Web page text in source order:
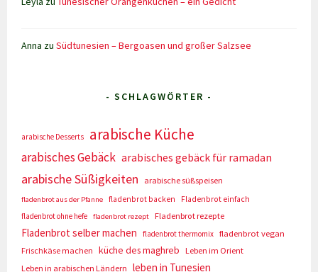
Anna zuSüdtunesien – Bergoasen und großer Salzsee
- SCHLAGWÖRTER -
arabische Desserts arabische Küche
arabisches Gebäck arabisches gebäck für ramadan
arabische Süßigkeiten arabische süßspeisen
fladenbrot aus der Pfanne fladenbrot backen
Fladenbrot einfach
fladenbrot ohne hefe
fladenbrot rezept Fladenbrot rezepte
Fladenbrot selber machen fladenbrot thermomix fladenbrot vegan
Frischkäse machen
küche des maghreb
Leben im Orient
Leben in arabischen Ländern
leben in Tunesien